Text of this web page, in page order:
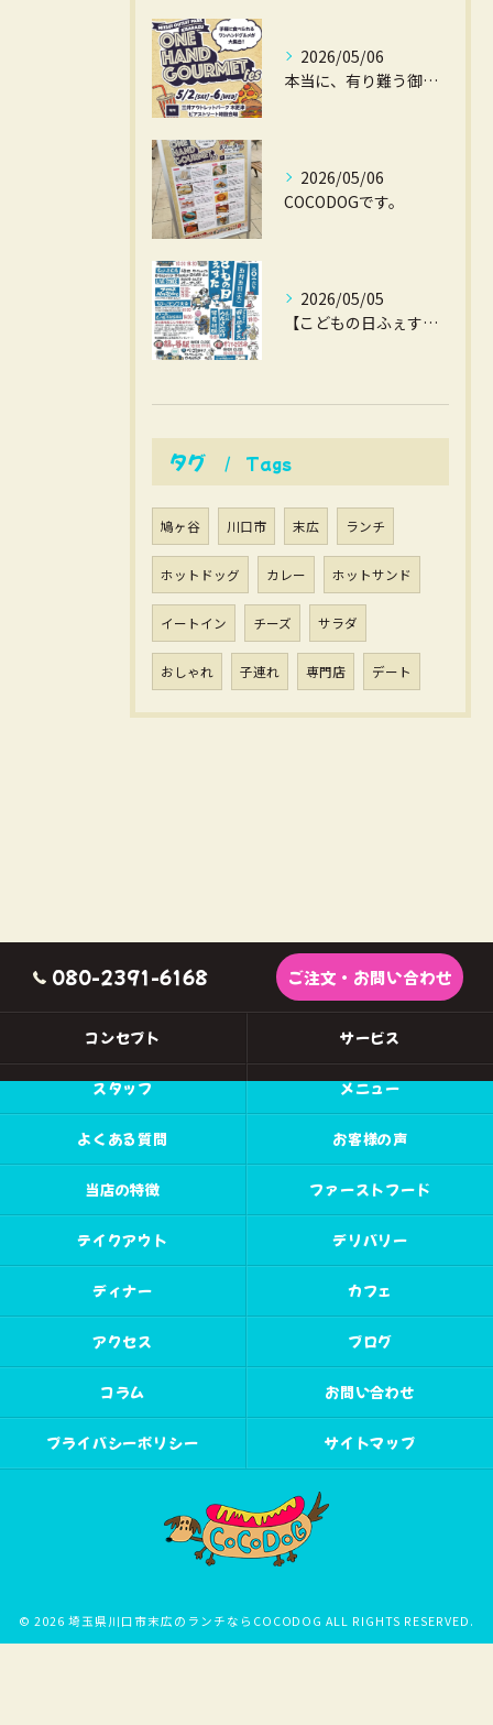
2026/05/06
本当に、有り難う御座いました。
2026/05/06
COCODOGです。
2026/05/05
【こどもの日ふぇすた】
タグ Tags
鳩ヶ谷 川口市 末広 ランチ
ホットドッグ カレー ホットサンド
イートイン チーズ サラダ
おしゃれ 子連れ 専門店 デート
080-2391-6168 ご注文・お問い合わせ
コンセプト サービス
スタッフ メニュー
よくある質問 お客様の声
当店の特徴 ファーストフード
テイクアウト デリバリー
ディナー カフェ
アクセス ブログ
コラム お問い合わせ
プライバシーポリシー サイトマップ
© 2026 埼玉県川口市末広のランチならCOCODOG ALL RIGHTS RESERVED.